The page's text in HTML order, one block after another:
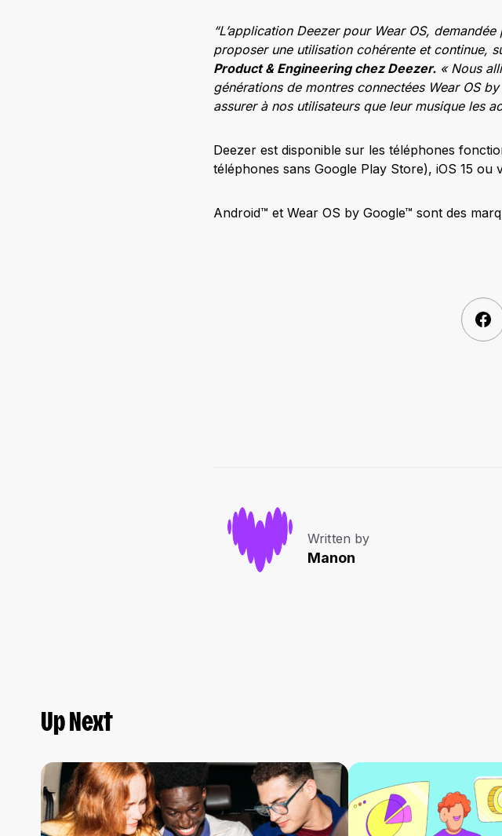
“L’application Deezer pour Wear OS,
proposer une utilisation cohérente et continue,
Product & Engineering chez Deezer. « Nous
générations de montres connectées Wear OS
assurer à nos utilisateurs que leur musique les
Deezer est disponible sur les téléphones
téléphones sans Google Play Store), iOS 15 ou
Android™ et Wear OS by Google™ sont des
Written by
Manon
Up Next